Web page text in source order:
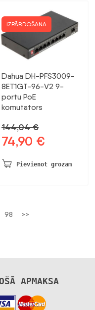
IZPĀRDOŠANA
Dahua DH-PFS3009-
8ET1GT-96-V2 9-
portu PoE
komutators
144,04€
Sākotnējā
bija:
74,90 €
ir:
Pievienot grozam
98 >>
APMAKSA